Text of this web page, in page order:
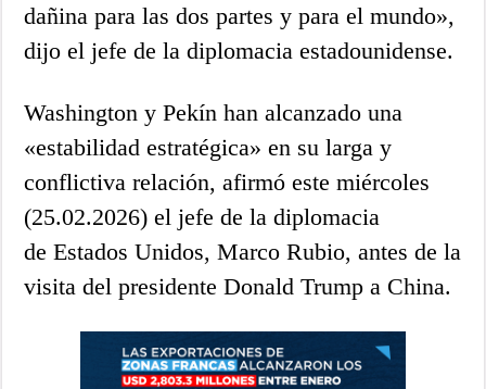
dañina para las dos partes y para el mundo»,
dijo el jefe de la diplomacia estadounidense.
Washington y Pekín han alcanzado una
«estabilidad estratégica» en su larga y
conflictiva relación, afirmó este miércoles
(25.02.2026) el jefe de la diplomacia
de Estados Unidos, Marco Rubio, antes de la
visita del presidente Donald Trump a China.